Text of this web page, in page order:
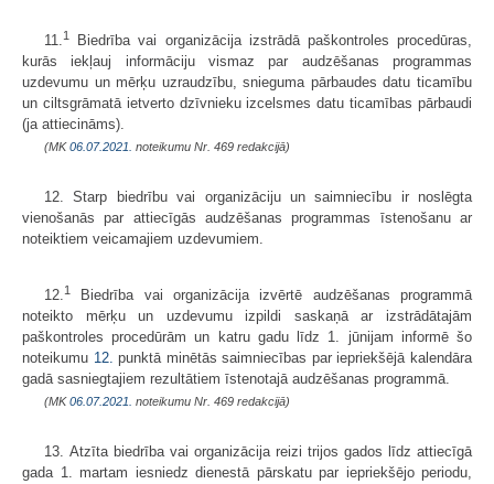
11. 1
Biedrība vai organizācija izstrādā paškontroles procedūras,
kurās iekļauj informāciju vismaz par audzēšanas programmas
uzdevumu un mērķu uzraudzību, snieguma pārbaudes datu ticamību
un ciltsgrāmatā ietverto dzīvnieku izcelsmes datu ticamības pārbaudi
(ja attiecināms).
(MK06.07.2021. noteikumu Nr. 469 redakcijā)
12. Starp biedrību vai organizāciju un saimniecību ir noslēgta
vienošanās par attiecīgās audzēšanas programmas īstenošanu ar
noteiktiem veicamajiem uzdevumiem.
12.1
Biedrība vai organizācija izvērtē audzēšanas programmā
noteikto mērķu un uzdevumu izpildi saskaņā ar izstrādātajām
paškontroles procedūrām un katru gadu līdz 1. jūnijam informē šo
noteikumu 12. punktā minētās saimniecības par iepriekšējā kalendāra
gadā sasniegtajiem rezultātiem īstenotajā audzēšanas programmā.
(MK06.07.2021. noteikumu Nr. 469 redakcijā)
13. Atzīta biedrība vai organizācija reizi trijos gados līdz attiecīgā
gada 1. martam iesniedz dienestā pārskatu par iepriekšējo periodu,